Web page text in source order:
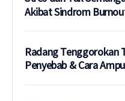
Akibat Sindrom
Radang Tenggorokan
Penyebab & Cara